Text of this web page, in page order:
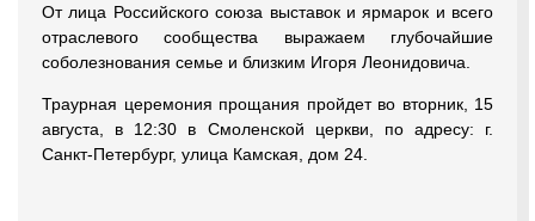
От лица Российского союза выставок и ярмарок и всего
отраслевого сообщества выражаем глубочайшие
соболезнования семье и близким Игоря Леонидовича.
Траурная церемония прощания пройдет во вторник, 15
августа, в 12:30 в Смоленской церкви, по адресу: г.
Санкт-Петербург, улица Камская, дом 24.